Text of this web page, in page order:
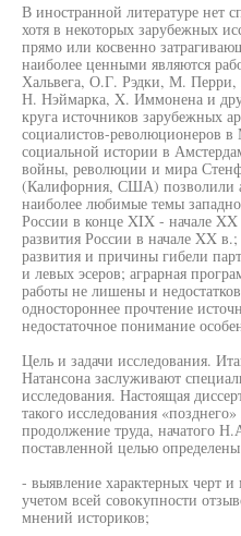
В иностранной литературе нет
хотя в некоторых зарубежных
прямо или косвенно
наиболее ценными являются
Хальвега, О.Г. Рэдки, М.
Н. Нэймарка, X. Иммонена и
круга источников зарубежных
социалистов-революционеров
социальной истории в
войны, революции и мира
(Калифорния, США) позволили
наиболее любимые темы
России в конце XIX - начале XX
развития России в начале XX
развития и причины гибели
и левых эсеров; аграрная
работы не лишены и
одностороннее прочтение
недостаточное понимание
Цель и задачи исследования.
Натансона заслуживают
исследования. Настоящая
такого исследования
продолжение труда, начатого
поставленной целью
- выявление характерных черт
учетом всей совокупности
мнений историков;